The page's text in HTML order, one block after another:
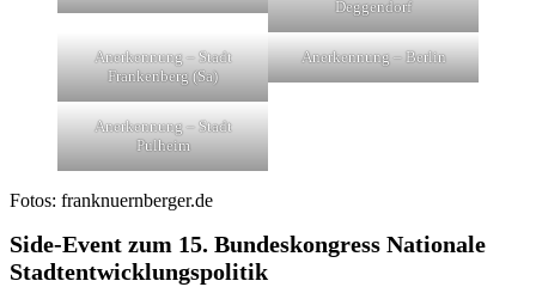
Deggendorf
Anerkennung – Stadt
Frankenberg (Sa)
Anerkennung – Berlin
Anerkennung – Stadt
Pulheim
Fotos: franknuernberger.de
Side-Event zum 15. Bundeskongress Nationale
Stadtentwicklungspolitik